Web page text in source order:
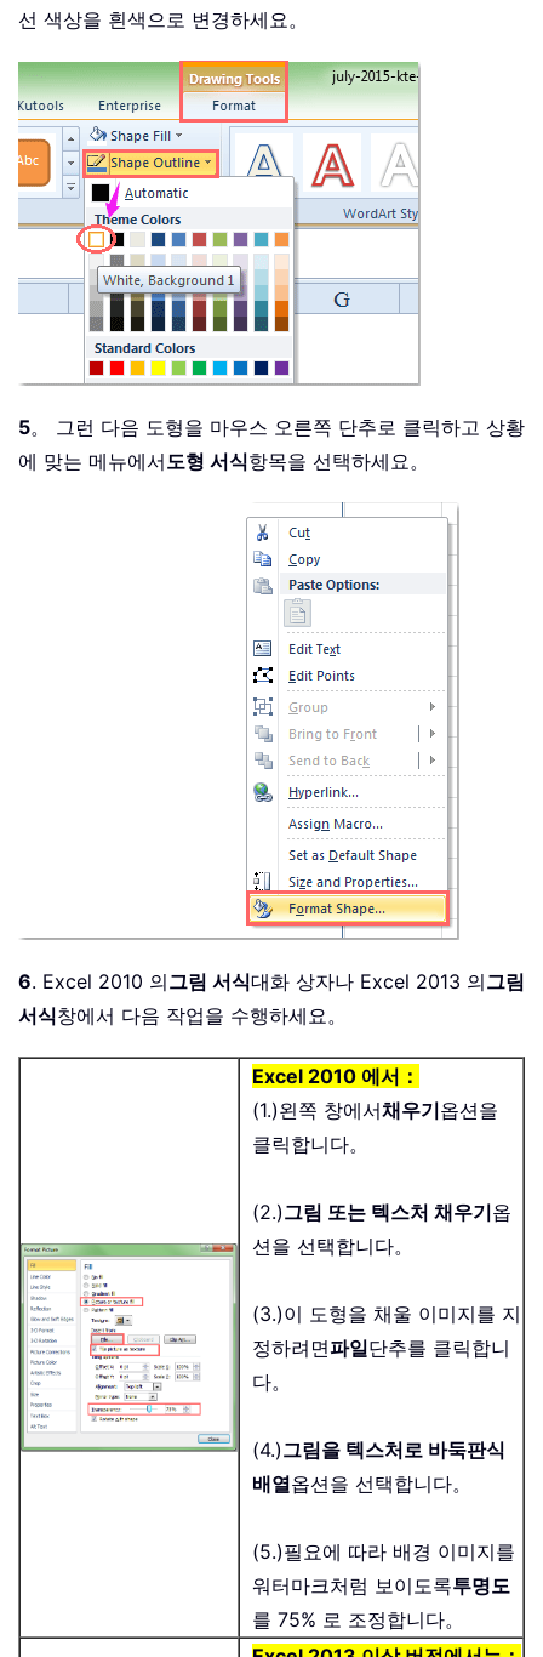
선 색상을 흰색으로 변경하세요。
5。 그런 다음 도형을 마우스 오른쪽 단추로 클릭하고 상황
에 맞는 메뉴에서도형 서식항목을 선택하세요。
6. Excel 2010 의그림 서식대화 상자나 Excel 2013 의그림
서식창에서 다음 작업을 수행하세요。
Excel 2010 에서：
(1.)왼쪽 창에서채우기옵션을
클릭합니다。
(2.)그림 또는 텍스처 채우기옵
션을 선택합니다。
(3.)이 도형을 채울 이미지를 지
정하려면파일단추를 클릭합니
다。
(4.)그림을 텍스처로 바둑판식
배열옵션을 선택합니다。
(5.)필요에 따라 배경 이미지를
워터마크처럼 보이도록투명도
를 75% 로 조정합니다。